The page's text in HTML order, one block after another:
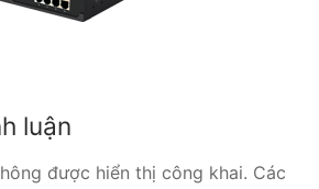
S412
S20
luận
được hiển thị công khai. Các